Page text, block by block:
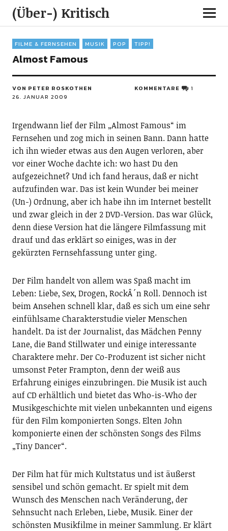
(Über-) Kritisch
FILME & FERNSEHEN MUSIK POP TIPP!
Almost Famous
VON PETER ROSKOTHEN
26. JANUAR 2009
KOMMENTARE 1
Irgendwann lief der Film „Almost Famous“ im
Fernsehen und zog mich in seinen Bann. Dann hatte
ich ihn wieder etwas aus den Augen verloren, aber
vor einer Woche dachte ich: wo hast Du den
aufgezeichnet? Und ich fand heraus, daß er nicht
aufzufinden war. Das ist kein Wunder bei meiner
(Un-) Ordnung, aber ich habe ihn im Internet bestellt
und zwar gleich in der 2 DVD-Version. Das war Glück,
denn diese Version hat die längere Filmfassung mit
drauf und das erklärt so einiges, was in der
gekürzten Fernsehfassung unter ging.
Der Film handelt von allem was Spaß macht im
Leben: Liebe, Sex, Drogen, RockÂ´n Roll. Dennoch ist
beim Ansehen schnell klar, daß es sich um eine sehr
einfühlsame Charakterstudie vieler Menschen
handelt. Da ist der Journalist, das Mädchen Penny
Lane, die Band Stillwater und einige interessante
Charaktere mehr. Der Co-Produzent ist sicher nicht
umsonst Peter Frampton, denn der weiß aus
Erfahrung einiges einzubringen. Die Musik ist auch
auf CD erhältlich und bietet das Who-is-Who der
Musikgeschichte mit vielen unbekannten und eigens
für den Film komponierten Songs. Elten John
komponierte einen der schönsten Songs des Films
„Tiny Dancer“.
Der Film hat für mich Kultstatus und ist äußerst
sensibel und schön gemacht. Er spielt mit dem
Wunsch des Menschen nach Veränderung, der
Sehnsucht nach Erleben, Liebe, Musik. Einer der
schönsten Musikfilme in meiner Sammlung. Er klärt